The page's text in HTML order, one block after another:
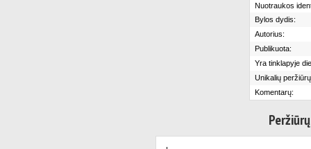
Nuotraukos
Bylos dydis:
Autorius:
Publikuota:
Yra tinklapyje
Unikalių
Komentarų: